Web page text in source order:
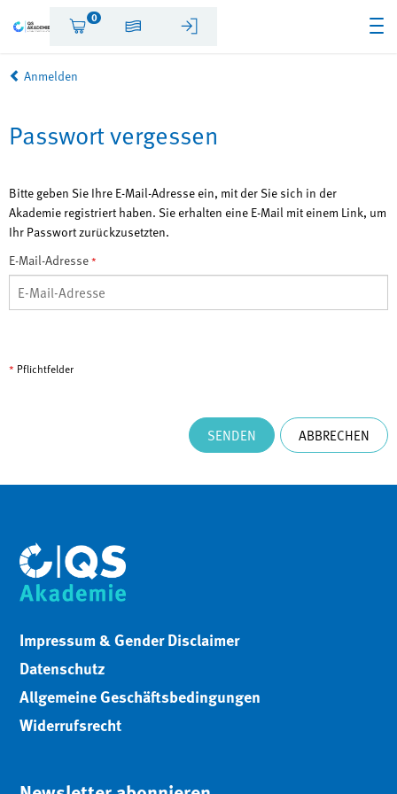
0
Anmelden
Passwort vergessen
Bitte geben Sie Ihre E-Mail-Adresse ein, mit der Sie sich in der
Akademie registriert haben. Sie erhalten eine E-Mail mit einem Link, um
Ihr Passwort zurückzusetzten.
E-Mail-Adresse*
* Pflichtfelder
SENDEN ABBRECHEN
Impressum & Gender Disclaimer
Datenschutz
Allgemeine Geschäftsbedingungen
Widerrufsrecht